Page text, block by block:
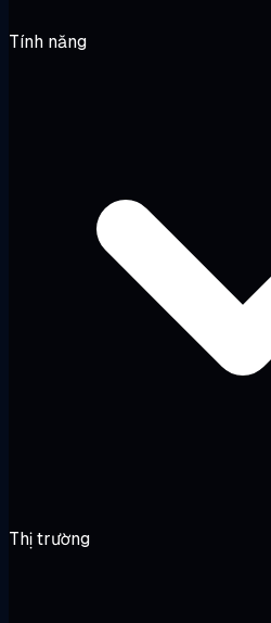
Tính năng
Thị trường